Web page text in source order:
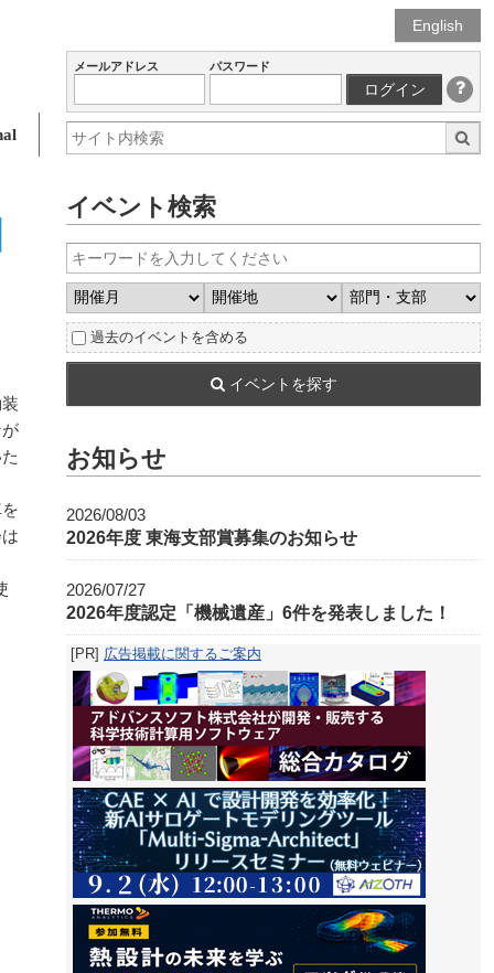
English
メールアドレス パスワード
ログイン
イベント検索
過去のイベントを含める
イベントを探す
お知らせ
2026/08/03
2026年度 東海支部賞募集のお知らせ
2026/07/27
2026年度認定「機械遺産」6件を発表しました！
[PR] 広告掲載に関するご案内